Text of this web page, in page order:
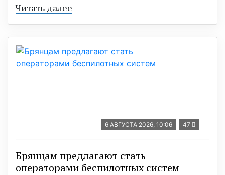
Читать далее
6 АВГУСТА 2026, 10:06 47
Брянцам предлагают стать
оперaторами бeспилотных систeм